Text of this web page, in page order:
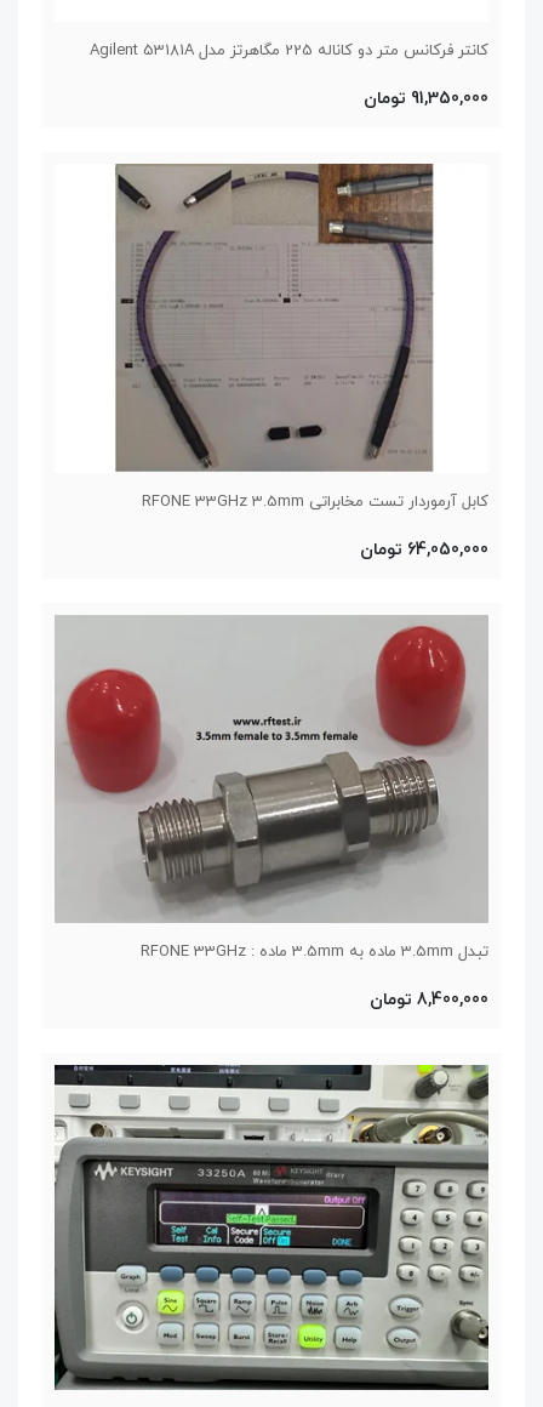
کانتر فرکانس متر دو کاناله 225 مگاهرتز مدل Agilent 53181A
91,350,000 تومان
کابل آرموردار تست مخابراتی RFONE 33GHz 3.5mm
64,050,000 تومان
تبدل 3.5mm ماده به 3.5mm ماده : RFONE 33GHz
8,400,000 تومان